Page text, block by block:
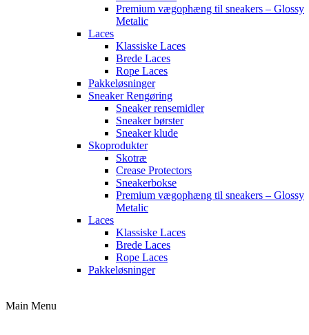
Premium vægophæng til sneakers – Glossy
Metalic
Laces
Klassiske Laces
Brede Laces
Rope Laces
Pakkeløsninger
Sneaker Rengøring
Sneaker rensemidler
Sneaker børster
Sneaker klude
Skoprodukter
Skotræ
Crease Protectors
Sneakerbokse
Premium vægophæng til sneakers – Glossy
Metalic
Laces
Klassiske Laces
Brede Laces
Rope Laces
Pakkeløsninger
Main Menu